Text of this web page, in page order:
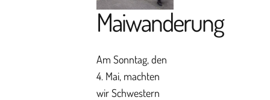
Maiwanderung
Am Sonntag, den
4. Mai, machten
wir Schwestern